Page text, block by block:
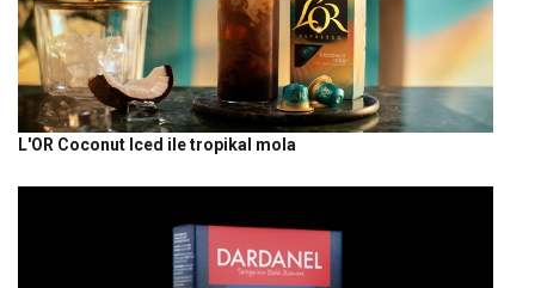
L'OR Coconut Iced ile tropikal mola